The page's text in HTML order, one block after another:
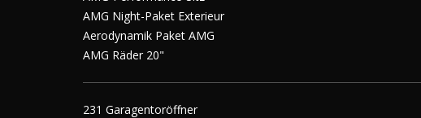
AMG Night-Paket Exterieur
Aerodynamik Paket AMG
AMG Räder 20"
231 Garagentoröffner